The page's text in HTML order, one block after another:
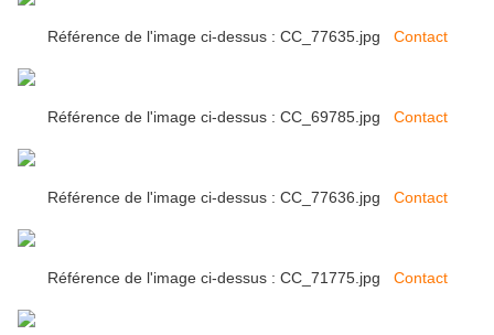
Référence de l'image ci-dessus : CC_77635.jpg Contact
Référence de l'image ci-dessus : CC_69785.jpg Contact
Référence de l'image ci-dessus : CC_77636.jpg Contact
Référence de l'image ci-dessus : CC_71775.jpg Contact